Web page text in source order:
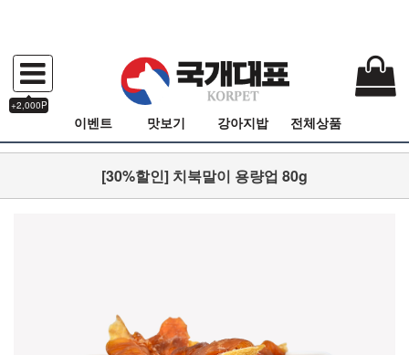
+2,000P
이벤트 맛보기 강아지밥 전체상품
[30%할인] 치북말이 용량업 80g